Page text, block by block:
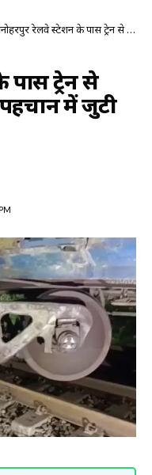
रेलवे स्टेशन के पास ट्रेन से गिरकर व्यक्ति की मौत, पहचान में जुटी जीआरपी
ट्रेन से
में जुटी